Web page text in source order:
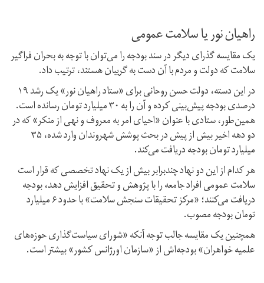
راهیان نور یا سلامت عمومی
یک مقایسه گذرای دیگر در سند بودجه را می‌توان با توجه به بحران فراگیر
سلامت که دولت و مردم با آن دست به گریبان هستند، ‌ترتیب داد.
در این دسته،‌ دولت حسن روحانی برای «ستاد راهیان نور» یک رشد ۱۹
درصدی بودجه پیش‌بینی کرده و آن را به ۳۰ میلیارد تومان رسانده است.
همین‌طور، ستادی با عنوان «احیای امر به معروف و نهی از منکر» که در
دو دهه اخیر بیش از پیش در بحث پوشش شهروندان وارد شده، ۳۵
میلیارد تومان بودجه دریافت می‌کند.
هر کدام از این دو نهاد چندبرابر بیش از یک نهاد تخصصی که قرار است
سلامت عمومی افراد جامعه را با پژوهش و تحقیق افزایش دهد،‌ بودجه
دریافت می‌کنند؛ «مرکز تحقیقات سنجش سلامت» با حدود ۶ میلیارد
تومان بودجه مصوب.
همچنین یک مقایسه جالب توجه آنکه «شورای سیاست‌گذاری حوزه‌های
علمیه خواهران» بودجه‌اش از «سازمان اورژانس کشور» بیشتر است.